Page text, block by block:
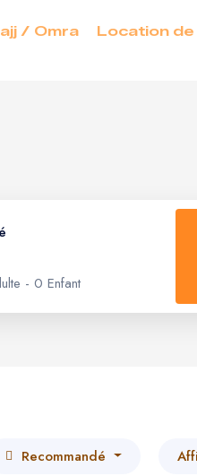
/ Omra Location
-0 Enfant
Recommandé